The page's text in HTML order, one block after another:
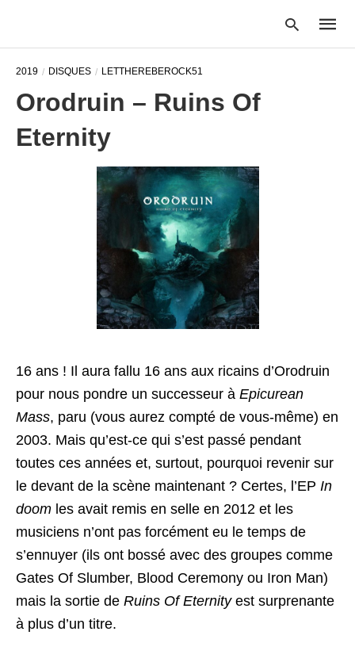
2019 DISQUES LETTHEREBEROCK51
Orodruin – Ruins Of
Eternity
16 ans ! Il aura fallu 16 ans aux ricains d’Orodruin
pour nous pondre un successeur à Epicurean
Mass, paru (vous aurez compté de vous-même) en
2003. Mais qu’est-ce qui s’est passé pendant
toutes ces années et, surtout, pourquoi revenir sur
le devant de la scène maintenant ? Certes, l’EP In
doom les avait remis en selle en 2012 et les
musiciens n’ont pas forcément eu le temps de
s’ennuyer (ils ont bossé avec des groupes comme
Gates Of Slumber, Blood Ceremony ou Iron Man)
mais la sortie de Ruins Of Eternityest surprenante
à plus d’un titre.